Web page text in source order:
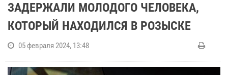
ЗАДЕРЖАЛИ МОЛОДОГО ЧЕЛОВЕКА,
КОТОРЫЙ НАХОДИЛСЯ В РОЗЫСКЕ
05 февраля 2024, 13:48